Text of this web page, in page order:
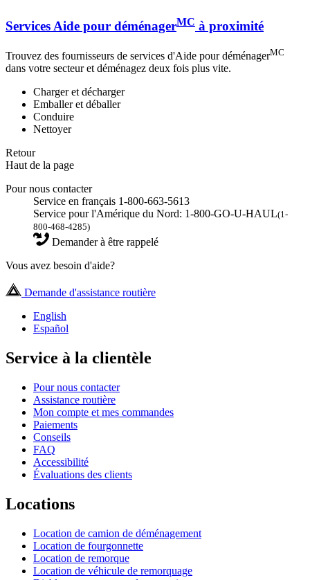
Services Aide pour déménagerMC à proximité
Trouvez des fournisseurs de services d'Aide pour déménagerMC
dans votre secteur et déménagez deux fois plus vite.
Charger et décharger
Emballer et déballer
Conduire
Nettoyer
Retour
Haut de la page
Pour nous contacter
Service en français 1-800-663-5613
Service pour l'Amérique du Nord: 1-800-GO-U-HAUL(1-
800-468-4285)
Demander à être rappelé
Vous avez besoin d'aide?
Demande d'assistance routière
English
Español
Service à la clientèle
Pour nous contacter
Assistance routière
Mon compte et mes commandes
Paiements
Conseils
FAQ
Accessibilité
Évaluations des clients
Locations
Location de camion de déménagement
Location de fourgonnette
Location de remorque
Location de véhicule de remorquage